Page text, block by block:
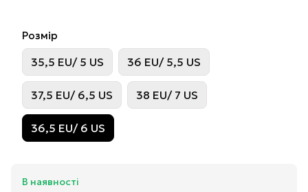
Розмір
35,5 EU/ 5 US 36 EU/ 5,5 US
37,5 EU/ 6,5 US 38 EU/ 7 US
36,5 EU/ 6 US
В наявності